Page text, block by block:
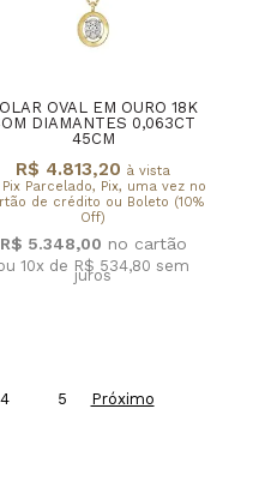
OVAL EM OURO 18K
DIAMANTES 0,063CT
45CM
R$ 4.813,20 à vista
Parcelado, Pix, uma vez no
de crédito ou Boleto (10%
Off)
R$ 5.348,00
10x de R$ 534,80 sem
juros
4 5 Próximo